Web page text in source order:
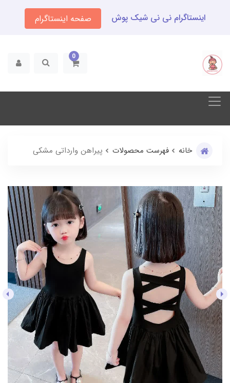
اینستاگرام نی نی شیک پوش صفحه اینستاگرام
0
خانه فهرست محصولات پیراهن وارداتی مشکی